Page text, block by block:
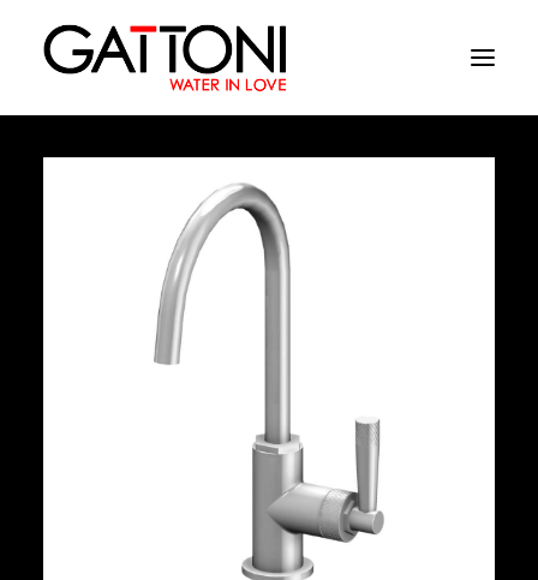
Oружающая среда
Продукция